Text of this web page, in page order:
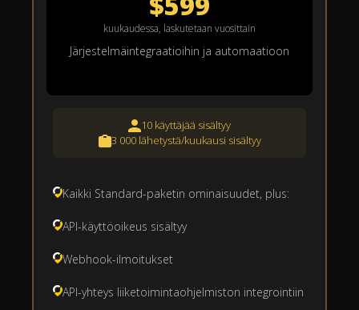
kuukaudessa, laskutetaan vuosittain
Järjestelmäintegraatioihin ja automaatioon
10 käyttäjää sisältyy
3 000 lähetystä/kuukausi sisältyy
Kaikki Standard-paketin ominaisuudet, plus:
API-käyttöoikeus sisältyy
Webhook-ilmoitukset
API-yhteys liiketoimintaohjelmiston integrointiin